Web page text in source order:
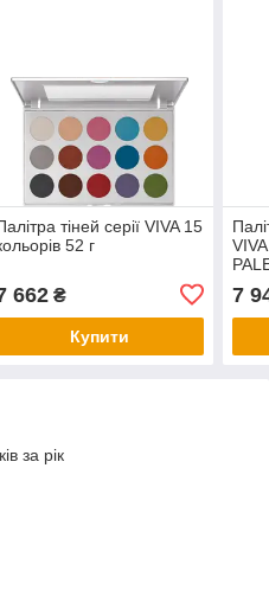
тіней серії VIVA 15
52 г
662₴
Купити
7
за рік